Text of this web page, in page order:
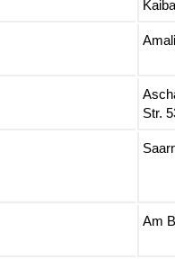
Str.
Am